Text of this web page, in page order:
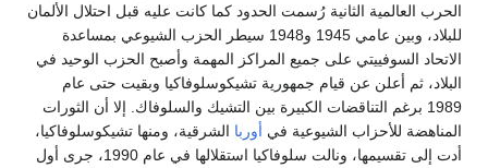
الحرب العالمية الثانية رُسمت الحدود كما كانت عليه قبل احتلال الألمان
للبلاد، وبين عامي 1945 و1948 سيطر الحزب الشيوعي بمساعدة
الاتحاد السوفييتي على جميع المراكز المهمة وأصبح الحزب الوحيد في
البلاد، ثم أعلن عن قيام جمهورية تشيكوسلوفاكيا وبقيت حتى عام
1989 برغم التناقضات الكبيرة بين التشيك والسلوفاك. إلا أن الثورات
المناهضة للأحزاب الشيوعية في أوربا الشرقية، ومنها تشيكوسلوفاكيا،
أدت إلى تقسيمها، ونالت سلوفاكيا استقلالها في عام 1990، جرى أول